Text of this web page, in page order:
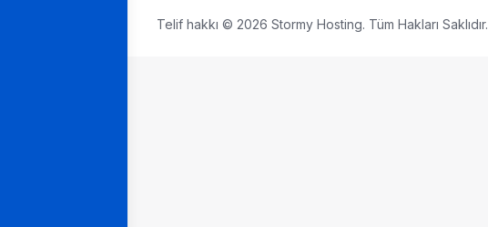
Telif hakkı © 2026 Stormy Hosting. Tüm Hakları Saklıdır.